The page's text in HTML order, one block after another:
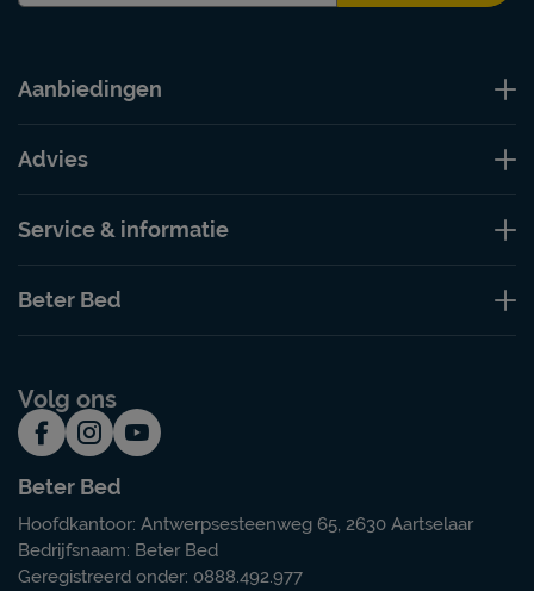
Aanbiedingen
Advies
Service & informatie
Beter Bed
Volg ons
Beter Bed
Hoofdkantoor: Antwerpsesteenweg 65, 2630 Aartselaar
Bedrijfsnaam: Beter Bed
Geregistreerd onder: 0888.492.977